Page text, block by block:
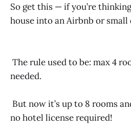
So get this — if you’re
house into an Airbnb or
The rule used to be: max 4
needed.
But now it’s up to 8 rooms
no hotel license required!